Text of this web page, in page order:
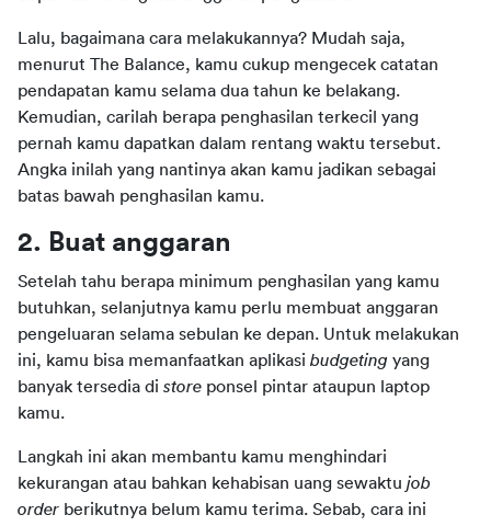
Lalu, bagaimana cara melakukannya? Mudah saja,
menurut The Balance, kamu cukup mengecek catatan
pendapatan kamu selama dua tahun ke belakang.
Kemudian, carilah berapa penghasilan terkecil yang
pernah kamu dapatkan dalam rentang waktu tersebut.
Angka inilah yang nantinya akan kamu jadikan sebagai
batas bawah penghasilan kamu.
2. Buat anggaran
Setelah tahu berapa minimum penghasilan yang kamu
butuhkan, selanjutnya kamu perlu membuat anggaran
pengeluaran selama sebulan ke depan. Untuk melakukan
ini, kamu bisa memanfaatkan aplikasi budgeting yang
banyak tersedia di store ponsel pintar ataupun laptop
kamu.
Langkah ini akan membantu kamu menghindari
kekurangan atau bahkan kehabisan uang sewaktu job
order berikutnya belum kamu terima. Sebab, cara ini